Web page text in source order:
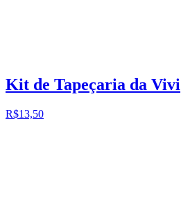
Kit de Tapeçaria da Vivi
R$13,50